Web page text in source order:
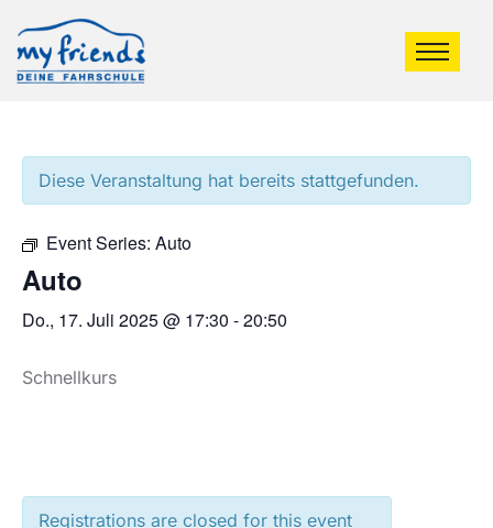
Diese Veranstaltung hat bereits stattgefunden.
Event Series: Auto
Auto
Do., 17. Juli 2025 @ 17:30 -20:50
Schnellkurs
Registrations are closed for this event